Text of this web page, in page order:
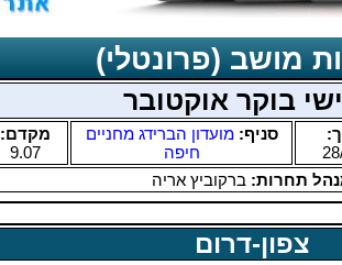
מושב (פרונטלי)
בוקר אוקטובר
סניף:מועדון הברידג מחניים
חיפה
מקדם:
9.07
תחרות: ברקוביץ אריה
צפון-דרום